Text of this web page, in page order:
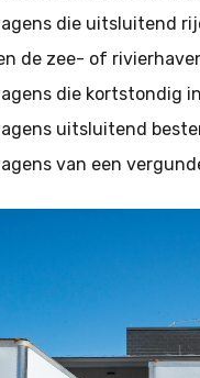
die uitsluitend
de zee- of
die kortstondig
uitsluitend
van een